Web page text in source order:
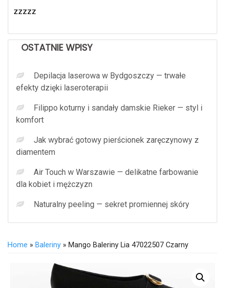
zzzzz
OSTATNIE WPISY
Depilacja laserowa w Bydgoszczy — trwałe
efekty dzięki laseroterapii
Filippo koturny i sandały damskie Rieker — styl i
komfort
Jak wybrać gotowy pierścionek zaręczynowy z
diamentem
Air Touch w Warszawie — delikatne farbowanie
dla kobiet i mężczyzn
Naturalny peeling — sekret promiennej skóry
Home » Baleriny » Mango Baleriny Lia 47022507 Czarny